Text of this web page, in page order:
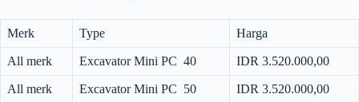
Merk Type Harga
All merk Excavator Mini PC 40 IDR 3.520.000,00
All merk Excavator Mini PC 50 IDR 3.520.000,00